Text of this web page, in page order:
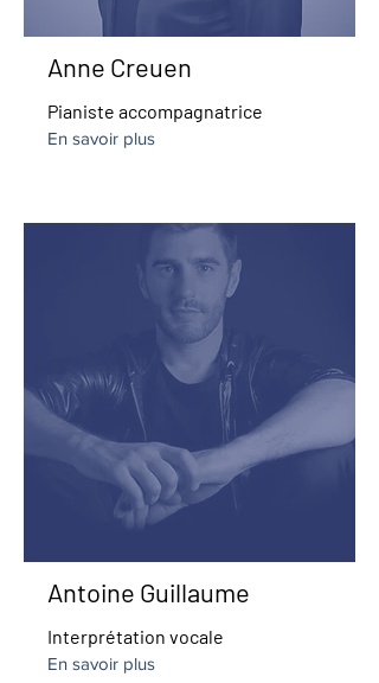
Anne Creuen
Pianiste accompagnatrice
En savoir plus
Antoine Guillaume
Interprétation vocale
En savoir plus